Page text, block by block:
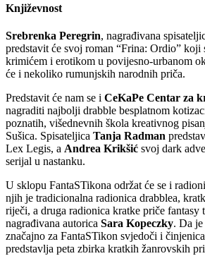
Književnost
Srebrenka Peregrin, nagrađivana
predstavit će svoj roman “Frina: Ordio” koji
krimićem i erotikom u povijesno-urbanom
će i nekoliko rumunjskih narodnih priča.
Predstavit će nam se i CeKaPe Centar za
nagraditi najbolji drabble besplatnom
poznatih, višednevnih škola kreativnog
Sušica. Spisateljica Tanja Radman
Lex Legis, a Andrea Krikšić svoj dark
serijal u nastanku.
U sklopu FantaSTikona održat će se i
njih je tradicionalna radionica drabblea,
riječi, a druga radionica kratke priče fantasy
nagrađivana autorica Sara Kopeczky. Da
značajno za FantaSTikon svjedoči i
predstavlja peta zbirka kratkih žanrovskih